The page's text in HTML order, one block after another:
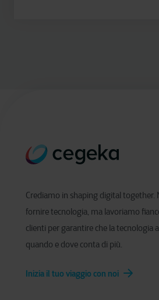
Crediamo in shaping digital together.
fornire tecnologia, ma lavoriamo
clienti per garantire che la tecnologia
quando e dove conta di più.
Inizia il tuo viaggio con noi